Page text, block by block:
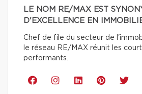
LE NOM RE/MAX EST
D'EXCELLENCE EN
Chef de file du secteur de
le réseau RE/MAX réunit les
performants.